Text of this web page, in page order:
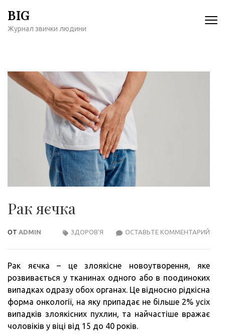
содержимому
BIG
Журнал звички людини
Рак яєчка
ОТ ADMIN ОСТАВЬТЕ КОММЕНТАРИЙ
ЗДОРОВ'Я
Рак яєчка – це злоякісне новоутворення, яке
розвивається у тканинах одного або в поодиноких
випадках одразу обох органах. Це відносно рідкісна
форма онкології, на яку припадає не більше 2% усіх
випадків злоякісних пухлин, та найчастіше вражає
чоловіків у віці від 15 до 40 років.